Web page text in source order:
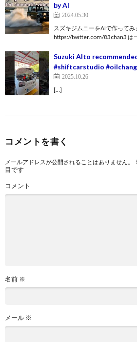
by AI
2024.05.30
スズキジムニーをAIで作って
https://twitter.com/83chan3 は
Suzuki Alto
#shiftcarstudio
2025.10.26
[…]
コメントを書く
メールアドレスが公開されることはありません。
目です
コメント
名前 ※
メール ※